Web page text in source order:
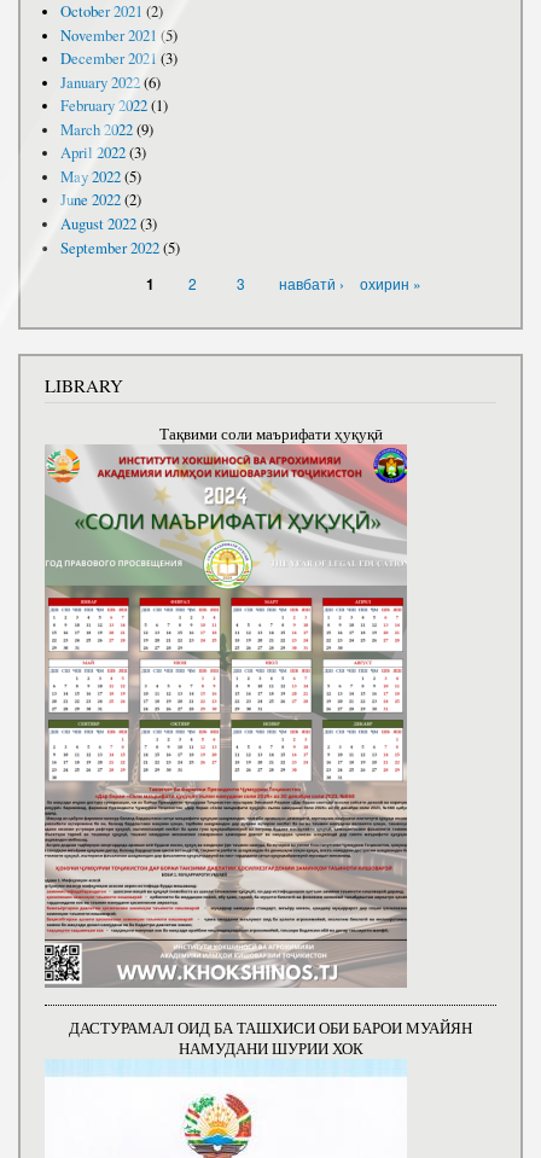
October 2021 (2)
November 2021 (5)
December 2021 (3)
January 2022(6)
February 2022(1)
March 2022(9)
April 2022(3)
May 2022(5)
June 2022(2)
August 2022(3)
September 2022(5)
1 2 3 навбатӣ › охирин »
LIBRARY
Тақвими соли маърифати ҳуқуқӣ
ДАСТУРАМАЛ ОИД БА ТАШХИСИ ОБИ БАРОИ МУАЙЯН
НАМУДАНИ ШУРИИ ХОК